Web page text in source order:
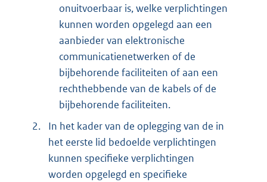
onuitvoerbaar is, welke verplichtingen
kunnen worden opgelegd aan een
aanbieder van elektronische
communicatienetwerken of de
bijbehorende faciliteiten of aan een
rechthebbende van de kabels of de
bijbehorende faciliteiten.
2.
In het kader van de oplegging van de in
het eerste lid bedoelde verplichtingen
kunnen specifieke verplichtingen
worden opgelegd en specifieke